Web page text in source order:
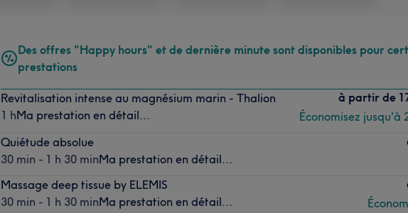
Des offres "Happy hours" et de dernière minute sont disponibles pour
prestations
Revitalisation intense au magnésium marin - Thalion
1 hMa prestation en détail...
à partir de
Économisez jusqu'à
Quiétude absolue
30 min - 1 h 30 minMa prestation en détail...
Massage deep tissue by ELEMIS
30 min - 1 h 30 minMa prestation en détail...